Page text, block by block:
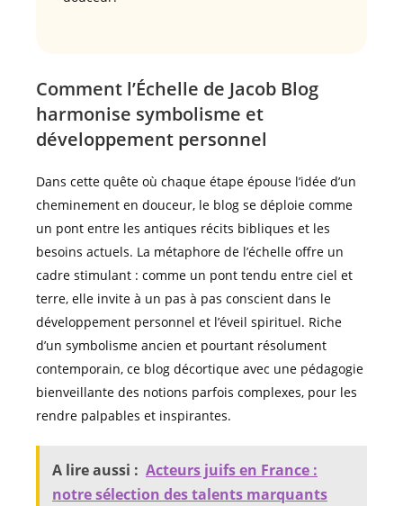
Comment l’Échelle de Jacob Blog
harmonise symbolisme et
développement personnel
Dans cette quête où chaque étape épouse l’idée d’un
cheminement en douceur, le blog se déploie comme
un pont entre les antiques récits bibliques et les
besoins actuels. La métaphore de l’échelle offre un
cadre stimulant : comme un pont tendu entre ciel et
terre, elle invite à un pas à pas conscient dans le
développement personnel et l’éveil spirituel. Riche
d’un symbolisme ancien et pourtant résolument
contemporain, ce blog décortique avec une pédagogie
bienveillante des notions parfois complexes, pour les
rendre palpables et inspirantes.
A lire aussi : Acteurs juifs en France :
notre sélection des talents marquants